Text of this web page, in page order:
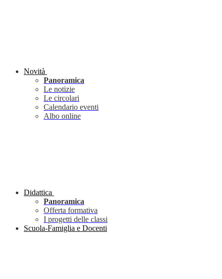
Novità
Panoramica
Le notizie
Le circolari
Calendario eventi
Albo online
Didattica
Panoramica
Offerta formativa
I progetti delle classi
Scuola-Famiglia e Docenti